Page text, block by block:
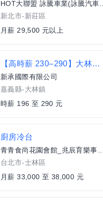
HOT大聯盟 詠騰
新北市-新莊區
月薪 29,500 元以上
【高時薪 230–290】大林物流人員
新承國際有限公司
嘉義縣-大林鎮
時薪 196 至 290 元
廚房冷台
青青食尚花園會館_兆辰育樂事業有限公司
台北市-士林區
月薪 33,000 至 38,000 元